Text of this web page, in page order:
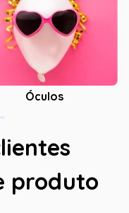
Óculos
produto